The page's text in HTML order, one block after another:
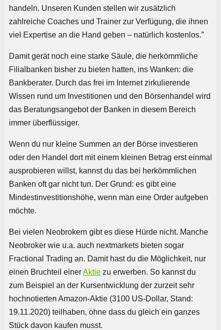
handeln. Unseren Kunden stellen wir zusätzlich
zahlreiche Coaches und Trainer zur Verfügung, die ihnen
viel Expertise an die Hand geben – natürlich kostenlos.”
Damit gerät noch eine starke Säule, die herkömmliche
Filialbanken bisher zu bieten hatten, ins Wanken: die
Bankberater. Durch das frei im Internet zirkulierende
Wissen rund um Investitionen und den Börsenhandel wird
das Beratungsangebot der Banken in diesem Bereich
immer überflüssiger.
Wenn du nur kleine Summen an der Börse investieren
oder den Handel dort mit einem kleinen Betrag erst einmal
ausprobieren willst, kannst du das bei herkömmlichen
Banken oft gar nicht tun. Der Grund: es gibt eine
Mindestinvestitionshöhe, wenn man eine Order aufgeben
möchte.
Bei vielen Neobrokern gibt es diese Hürde nicht. Manche
Neobroker wie u.a. auch nextmarkets bieten sogar
Fractional Trading an. Damit hast du die Möglichkeit, nur
einen Bruchteil einerAktie zu erwerben. So kannst du
zum Beispiel an der Kursentwicklung der zurzeit sehr
hochnotierten Amazon-Aktie (3100 US-Dollar, Stand:
19.11.2020) teilhaben, ohne dass du gleich ein ganzes
Stück davon kaufen musst.